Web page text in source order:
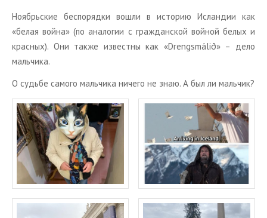
Но­ябрь­ские бес­по­ряд­ки вошли в ис­то­рию Ис­лан­дии как
«белая война» (по ана­ло­гии с граж­дан­ской вой­ной белых и
крас­ных). Они также из­вест­ны как «Drengsmálið» – дело
маль­чи­ка.
О судь­бе са­мо­го маль­чи­ка ни­че­го не знаю. А был ли маль­чик?